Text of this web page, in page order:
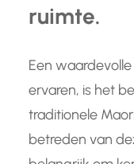
ruimte.
Een
ervaren, is het
traditionele
betreden van